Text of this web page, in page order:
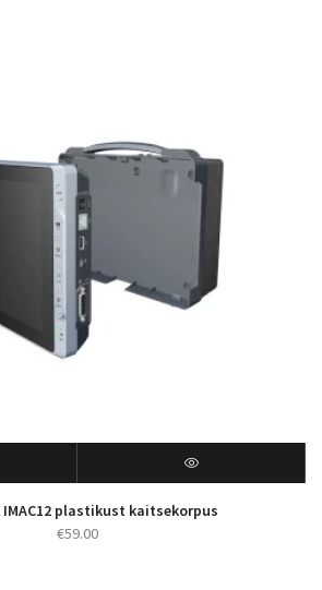
IMAC12 plastikust kaitsekorpus
€59.00